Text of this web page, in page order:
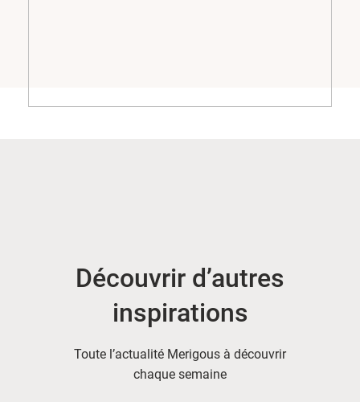
Découvrir d’autres
inspirations
Toute l’actualité Merigous à découvrir
chaque semaine